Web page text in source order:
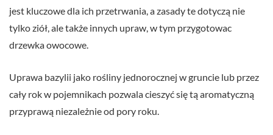
jest kluczowe dla ich przetrwania, a zasady te dotyczą nie
tylko ziół, ale także innych upraw, w tym przygotowac
drzewka owocowe.
Uprawa bazylii jako rośliny jednorocznej w gruncie lub przez
cały rok w pojemnikach pozwala cieszyć się tą aromatyczną
przyprawą niezależnie od pory roku.